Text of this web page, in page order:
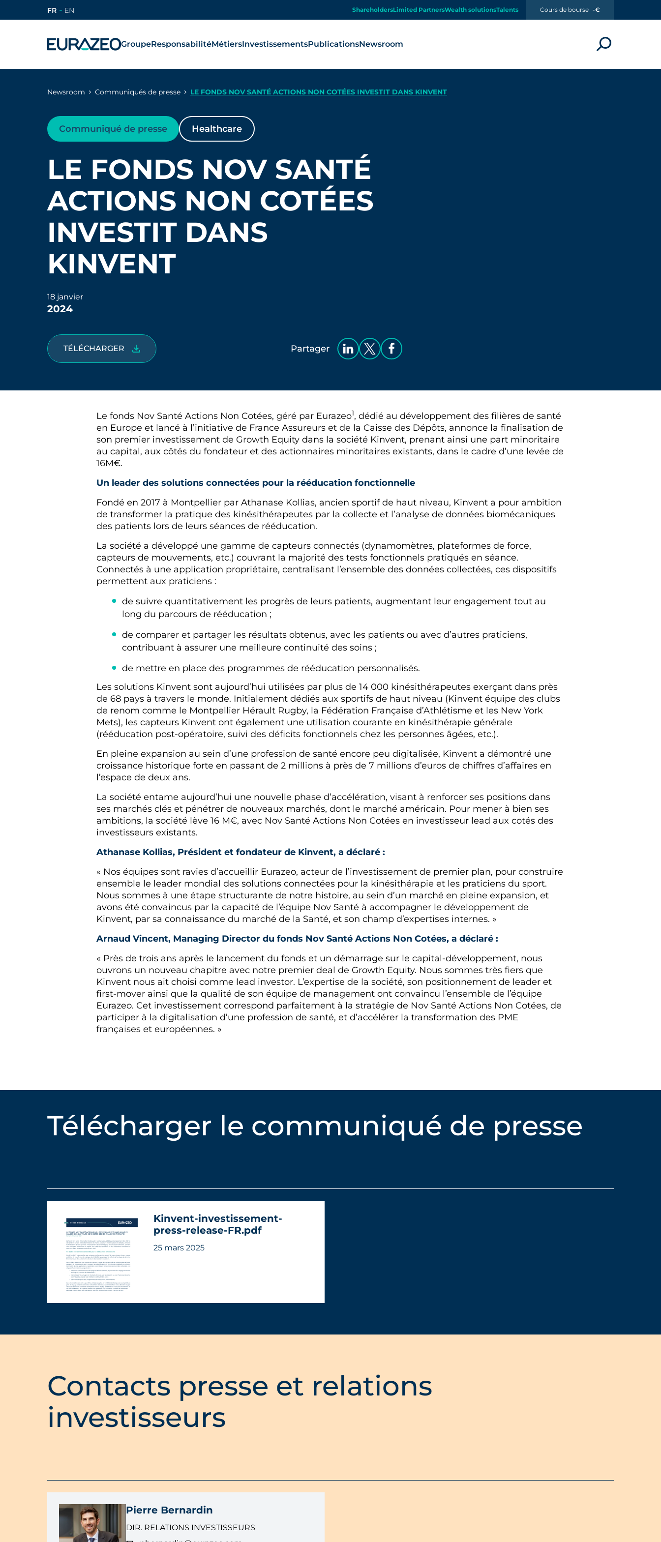
FR EN ShareholdersLimited PartnersWealth solutionsTalents Cours de bourse -€
GroupeResponsabilitéMétiersInvestissementsPublicationsNewsroom
Newsroom Communiqués de presse LE FONDS NOV SANTÉ ACTIONS NON COTÉES INVESTIT DANS KINVENT
Communiqué de presse Healthcare
LE FONDS NOV SANTÉ
ACTIONS NON COTÉES
INVESTIT DANS
KINVENT
18 janvier
2024
TÉLÉCHARGER Partager
Le fonds Nov Santé Actions Non Cotées, géré par Eurazeo1, dédié au développement des filières de santé
en Europe et lancé à l’initiative de France Assureurs et de la Caisse des Dépôts, annonce la finalisation de
son premier investissement de Growth Equity dans la société Kinvent, prenant ainsi une part minoritaire
au capital, aux côtés du fondateur et des actionnaires minoritaires existants, dans le cadre d’une levée de
16M€.
Un leader des solutions connectées pour la rééducation fonctionnelle
Fondé en 2017 à Montpellier par Athanase Kollias, ancien sportif de haut niveau, Kinvent a pour ambition
de transformer la pratique des kinésithérapeutes par la collecte et l’analyse de données biomécaniques
des patients lors de leurs séances de rééducation.
La société a développé une gamme de capteurs connectés (dynamomètres, plateformes de force,
capteurs de mouvements, etc.) couvrant la majorité des tests fonctionnels pratiqués en séance.
Connectés à une application propriétaire, centralisant l’ensemble des données collectées, ces dispositifs
permettent aux praticiens :
de suivre quantitativement les progrès de leurs patients, augmentant leur engagement tout au
long du parcours de rééducation ;
de comparer et partager les résultats obtenus, avec les patients ou avec d’autres praticiens,
contribuant à assurer une meilleure continuité des soins ;
de mettre en place des programmes de rééducation personnalisés.
Les solutions Kinvent sont aujourd’hui utilisées par plus de 14 000 kinésithérapeutes exerçant dans près
de 68 pays à travers le monde. Initialement dédiés aux sportifs de haut niveau (Kinvent équipe des clubs
de renom comme le Montpellier Hérault Rugby, la Fédération Française d’Athlétisme et les New York
Mets), les capteurs Kinvent ont également une utilisation courante en kinésithérapie générale
(rééducation post-opératoire, suivi des déficits fonctionnels chez les personnes âgées, etc.).
En pleine expansion au sein d’une profession de santé encore peu digitalisée, Kinvent a démontré une
croissance historique forte en passant de 2 millions à près de 7 millions d’euros de chiffres d’affaires en
l’espace de deux ans.
La société entame aujourd’hui une nouvelle phase d’accélération, visant à renforcer ses positions dans
ses marchés clés et pénétrer de nouveaux marchés, dont le marché américain. Pour mener à bien ses
ambitions, la société lève 16 M€, avec Nov Santé Actions Non Cotées en investisseur lead aux cotés des
investisseurs existants.
Athanase Kollias, Président et fondateur de Kinvent, a déclaré :
« Nos équipes sont ravies d’accueillir Eurazeo, acteur de l’investissement de premier plan, pour construire
ensemble le leader mondial des solutions connectées pour la kinésithérapie et les praticiens du sport.
Nous sommes à une étape structurante de notre histoire, au sein d’un marché en pleine expansion, et
avons été convaincus par la capacité de l’équipe Nov Santé à accompagner le développement de
Kinvent, par sa connaissance du marché de la Santé, et son champ d’expertises internes. »
Arnaud Vincent, Managing Director du fonds Nov Santé Actions Non Cotées, a déclaré :
« Près de trois ans après le lancement du fonds et un démarrage sur le capital-développement, nous
ouvrons un nouveau chapitre avec notre premier deal de Growth Equity. Nous sommes très fiers que
Kinvent nous ait choisi comme lead investor. L’expertise de la société, son positionnement de leader et
first-mover ainsi que la qualité de son équipe de management ont convaincu l’ensemble de l’équipe
Eurazeo. Cet investissement correspond parfaitement à la stratégie de Nov Santé Actions Non Cotées, de
participer à la digitalisation d’une profession de santé, et d’accélérer la transformation des PME
françaises et européennes. »
Télécharger le communiqué de presse
Kinvent-investissement-
press-release-FR.pdf
25 mars 2025
Contacts presse et relations
investisseurs
Pierre Bernardin
DIR. RELATIONS INVESTISSEURS